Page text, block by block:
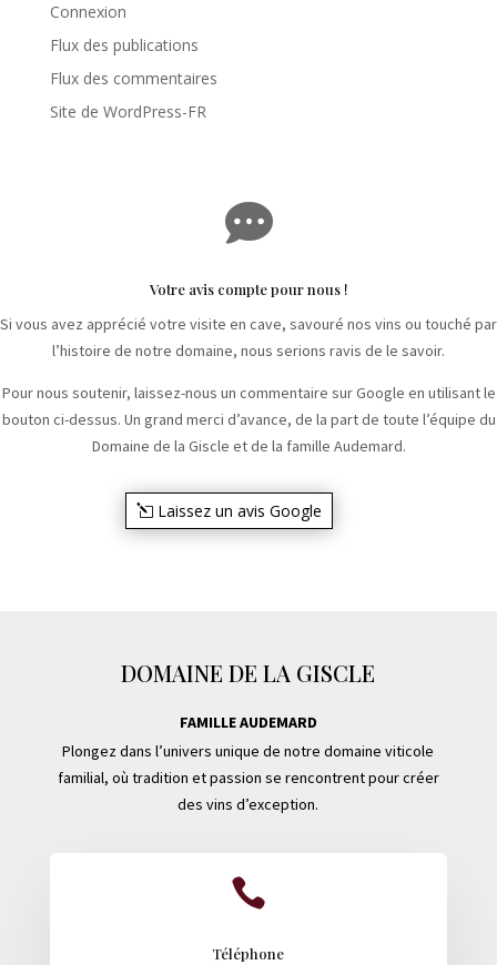
Connexion
Flux des publications
Flux des commentaires
Site de WordPress-FR

Votre avis compte pour nous !
Si vous avez apprécié votre visite en cave, savouré nos vins ou touché par
l’histoire de notre domaine, nous serions ravis de le savoir.
Pour nous soutenir, laissez-nous un commentaire sur Google en utilisant le
bouton ci-dessus. Un grand merci d’avance, de la part de toute l’équipe du
Domaine de la Giscle et de la famille Audemard.
Laissez un avis Google
DOMAINE DE LA GISCLE
FAMILLE AUDEMARD
Plongez dans l’univers unique de notre domaine viticole
familial, où tradition et passion se rencontrent pour créer
des vins d’exception.

Téléphone